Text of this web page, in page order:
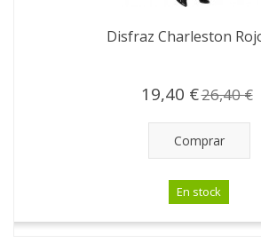
Disfraz Charleston
19,40 €26,40 €
Comprar
En stock